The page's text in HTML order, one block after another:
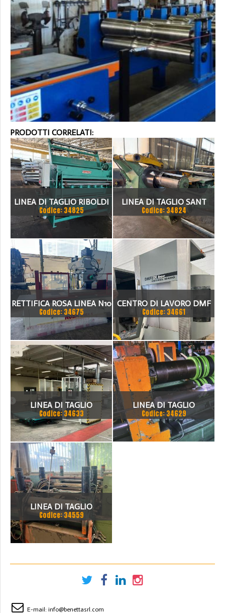
PRODOTTI CORRELATI:
LINEA DI TAGLIO RIBOLDI
1500 X 2MM
Codice: 34825
LINEA DI TAGLIO SANT
1500 X 3 MM
Codice: 34824
RETTIFICA ROSA LINEA N10
Codice: 34675
CENTRO DI LAVORO DMF
220 LINEAR
Codice: 34661
LINEA DI TAGLIO
COMPLETA
Codice: 34633
LINEA DI TAGLIO
LONGITUDINALE
Codice: 34629
LINEA DI TAGLIO
Codice: 34559
E-mail: info@benettasrl.com